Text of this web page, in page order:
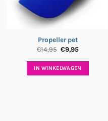
Propeller pet
€14,95 Oorspronkelijke
prijs
was:
€14,95.
€9,95Huidige
is:
€9,95.
IN WINKELWAGEN